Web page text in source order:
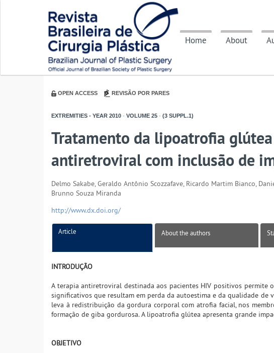
Home About
OPEN ACCESS REVISÃO POR PARES
EXTREMITIES - YEAR 2010 - VOLUME 25 - (3 SUPPL.1)
Tratamento da lipoatrofia
antiretroviral com inclusão de
Delmo Sakabe, Geraldo Antônio Scozzafave, Ricardo Martim Bianco,
Brunno Souza Miranda
http://www.dx.doi.org/
Article About the authors
INTRODUÇÃO
A terapia antiretroviral destinada aos pacientes HIV positivos permite
significativos que resultam em perda da autoestima e da qualidade
leva à redistribuição da gordura corporal com atrofia facial, nos
formação de giba gordurosa. A lipoatrofia glútea apresenta grande
OBJETIVO